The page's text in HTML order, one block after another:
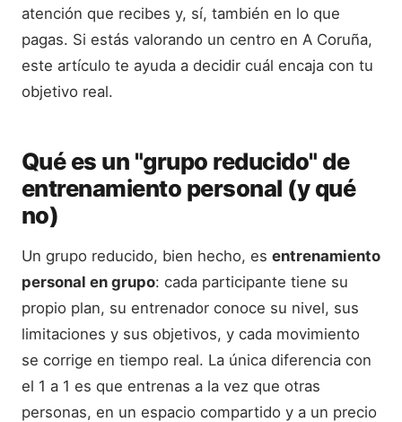
atención que recibes y, sí, también en lo que
pagas. Si estás valorando un centro en A Coruña,
este artículo te ayuda a decidir cuál encaja con tu
objetivo real.
Qué es un "grupo reducido" de
entrenamiento personal (y qué
no)
Un grupo reducido, bien hecho, es entrenamiento
personal en grupo: cada participante tiene su
propio plan, su entrenador conoce su nivel, sus
limitaciones y sus objetivos, y cada movimiento
se corrige en tiempo real. La única diferencia con
el 1 a 1 es que entrenas a la vez que otras
personas, en un espacio compartido y a un precio